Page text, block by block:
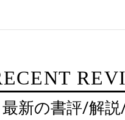
最新の書評/解